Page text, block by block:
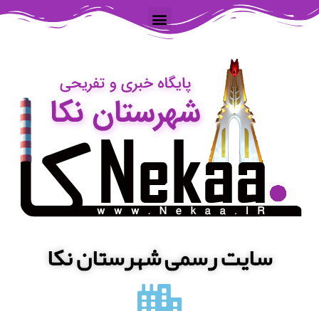
سایت رسمی شهرستان نکا